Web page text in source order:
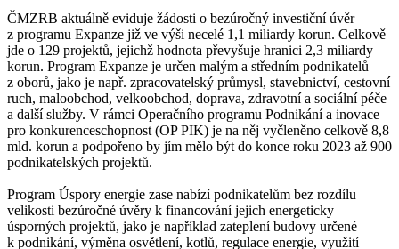
ČMZRB aktuálně eviduje žádosti o bezúročný investiční úvěr
z programu Expanze již ve výši necelé 1,1 miliardy korun. Celkově
jde o 129 projektů, jejichž hodnota převyšuje hranici 2,3 miliardy
korun. Program Expanze je určen malým a středním podnikatelů
z oborů, jako je např. zpracovatelský průmysl, stavebnictví, cestovní
ruch, maloobchod, velkoobchod, doprava, zdravotní a sociální péče
a další služby. V rámci Operačního programu Podnikání a inovace
pro konkurenceschopnost (OP PIK) je na něj vyčleněno celkově 8,8
mld. korun a podpořeno by jím mělo být do konce roku 2023 až 900
podnikatelských projektů.
Program Úspory energie zase nabízí podnikatelům bez rozdílu
velikosti bezúročné úvěry k financování jejich energeticky
úsporných projektů, jako je například zateplení budovy určené
k podnikání, výměna osvětlení, kotlů, regulace energie, využití